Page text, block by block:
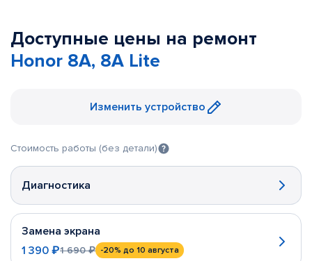
Доступные цены на ремонт
Honor 8A, 8A Lite
Изменить устройство
Стоимость работы (без детали)
Диагностика
Замена экрана
1 390 ₽1 690 ₽ -20% до 10 августа